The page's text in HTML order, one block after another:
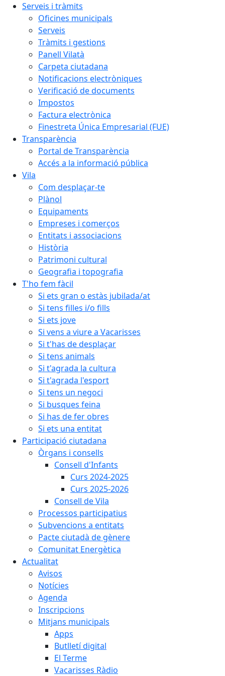
Serveis i tràmits
Oficines municipals
Serveis
Tràmits i gestions
Panell Vilatà
Carpeta ciutadana
Notificacions electròniques
Verificació de documents
Impostos
Factura electrònica
Finestreta Única Empresarial (FUE)
Transparència
Portal de Transparència
Accés a la informació pública
Vila
Com desplaçar-te
Plànol
Equipaments
Empreses i comerços
Entitats i associacions
Història
Patrimoni cultural
Geografia i topografia
T'ho fem fàcil
Si ets gran o estàs jubilada/at
Si tens filles i/o fills
Si ets jove
Si vens a viure a Vacarisses
Si t'has de desplaçar
Si tens animals
Si t'agrada la cultura
Si t'agrada l'esport
Si tens un negoci
Si busques feina
Si has de fer obres
Si ets una entitat
Participació ciutadana
Òrgans i consells
Consell d'Infants
Curs 2024-2025
Curs 2025-2026
Consell de Vila
Processos participatius
Subvencions a entitats
Pacte ciutadà de gènere
Comunitat Energètica
Actualitat
Avisos
Notícies
Agenda
Inscripcions
Mitjans municipals
Apps
Butlletí digital
El Terme
Vacarisses Ràdio